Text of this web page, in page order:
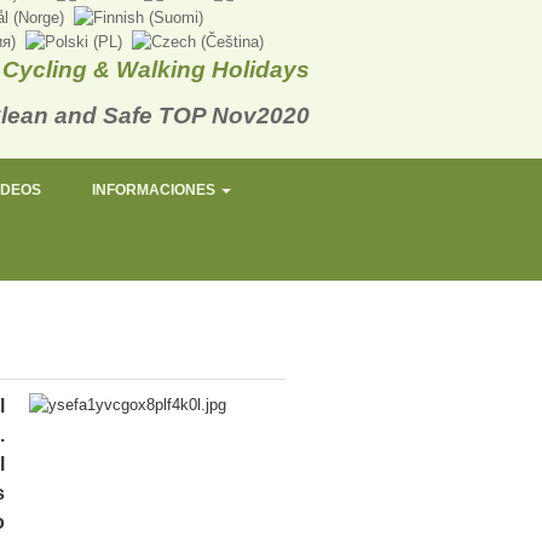
Cycling & Walking Holidays
INFORMACIONES